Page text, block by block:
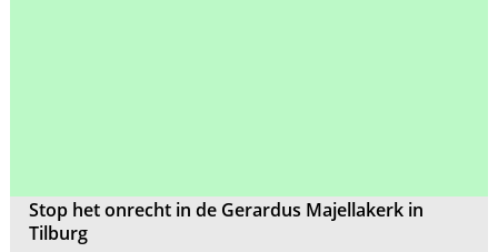
Stop het onrecht in de Gerardus Majellakerk in
Tilburg